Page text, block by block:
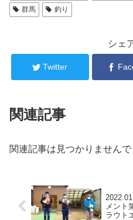
群馬
釣り
シェ
Twitter
関連記事
関連記事は見つかりませんで
メント
ラウト